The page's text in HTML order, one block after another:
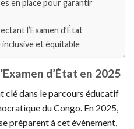
en place pour garantir
l’Examen d’État
et équitable
d’État en 2025
clé dans le parcours éducatif
du Congo. En 2025,
préparent à cet événement,